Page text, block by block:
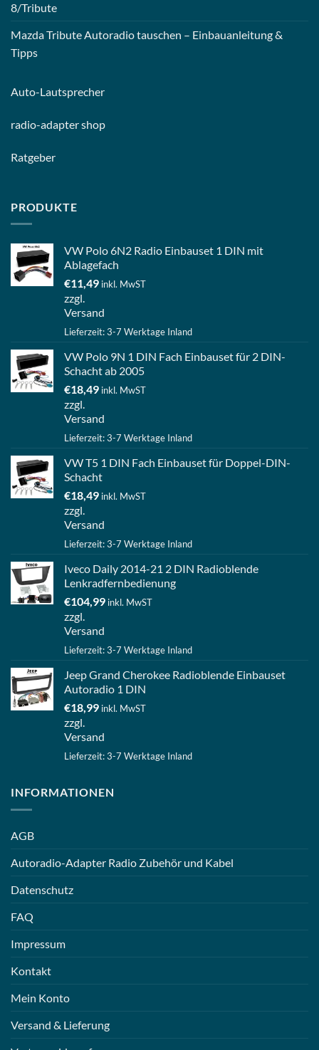
8/Tribute
Mazda Tribute Autoradio tauschen – Einbauanleitung &
Tipps
Auto-Lautsprecher
radio-adapter shop
Ratgeber
PRODUKTE
VW Polo 6N2 Radio Einbauset 1 DIN mit
Ablagefach
€11,49 inkl. MwST
zzgl.
Versand
Lieferzeit: 3-7 Werktage Inland
VW Polo 9N 1 DIN Fach Einbauset für 2 DIN-
Schacht ab 2005
€18,49 inkl. MwST
zzgl.
Versand
Lieferzeit: 3-7 Werktage Inland
VW T5 1 DIN Fach Einbauset für Doppel-DIN-
Schacht
€18,49 inkl. MwST
zzgl.
Versand
Lieferzeit: 3-7 Werktage Inland
Iveco Daily 2014-21 2 DIN Radioblende
Lenkradfernbedienung
€104,99 inkl. MwST
zzgl.
Versand
Lieferzeit: 3-7 Werktage Inland
Jeep Grand Cherokee Radioblende Einbauset
Autoradio 1 DIN
€18,99 inkl. MwST
zzgl.
Versand
Lieferzeit: 3-7 Werktage Inland
INFORMATIONEN
AGB
Autoradio-Adapter Radio Zubehör und Kabel
Datenschutz
FAQ
Impressum
Kontakt
Mein Konto
Versand & Lieferung